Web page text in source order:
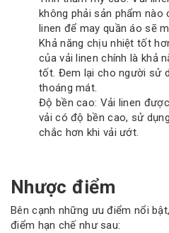
không phải sản phẩm nào
linen để may quần áo sẽ
Khả năng chịu nhiệt tốt
của vải linen chính là khả
tốt. Đem lại cho người sử
thoáng mát.
Độ bền cao: Vải linen
vải có độ bền cao, sử
chắc hơn khi vải ướt.
Nhược điểm
Bên cạnh những ưu điểm nổi
điểm hạn chế như sau: